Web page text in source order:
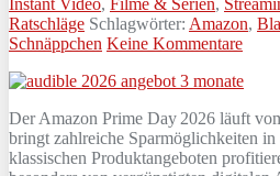
Ratschläge Schlagwörter: Amazon,
Schnäppchen Keine Kommentare
Der Amazon Prime Day 2026 läuft
bringt zahlreiche Sparmöglichkeiten
klassischen Produktangeboten